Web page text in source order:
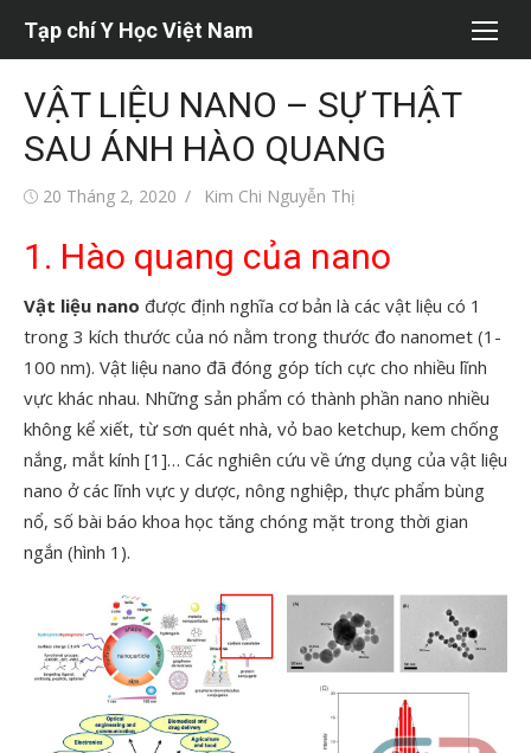
dung
Tạp chí Y Học Việt Nam
VẬT LIỆU NANO – SỰ THẬT
SAU ÁNH HÀO QUANG
Đăng20 Tháng 2, 2020
Tác
Kim Chi Nguyễn Thị
1. Hào quang của nano
Vật liệu nano được định nghĩa cơ bản là các vật liệu có 1
trong 3 kích thước của nó nằm trong thước đo nanomet (1-
100 nm). Vật liệu nano đã đóng góp tích cực cho nhiều lĩnh
vực khác nhau. Những sản phẩm có thành phần nano nhiều
không kể xiết, từ sơn quét nhà, vỏ bao ketchup, kem chống
nắng, mắt kính [1]… Các nghiên cứu về ứng dụng của vật liệu
nano ở các lĩnh vực y dược, nông nghiệp, thực phẩm bùng
nổ, số bài báo khoa học tăng chóng mặt trong thời gian
ngắn (hình 1).